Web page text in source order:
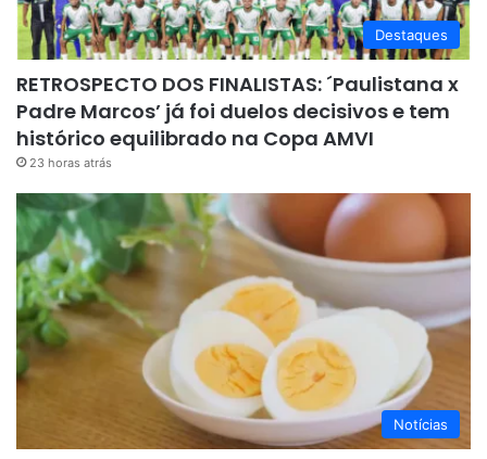
Destaques
RETROSPECTO DOS FINALISTAS: ´Paulistana x
Padre Marcos’ já foi duelos decisivos e tem
histórico equilibrado na Copa AMVI
23 horas atrás
Notícias